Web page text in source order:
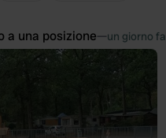
a una posizione—un giorno fa